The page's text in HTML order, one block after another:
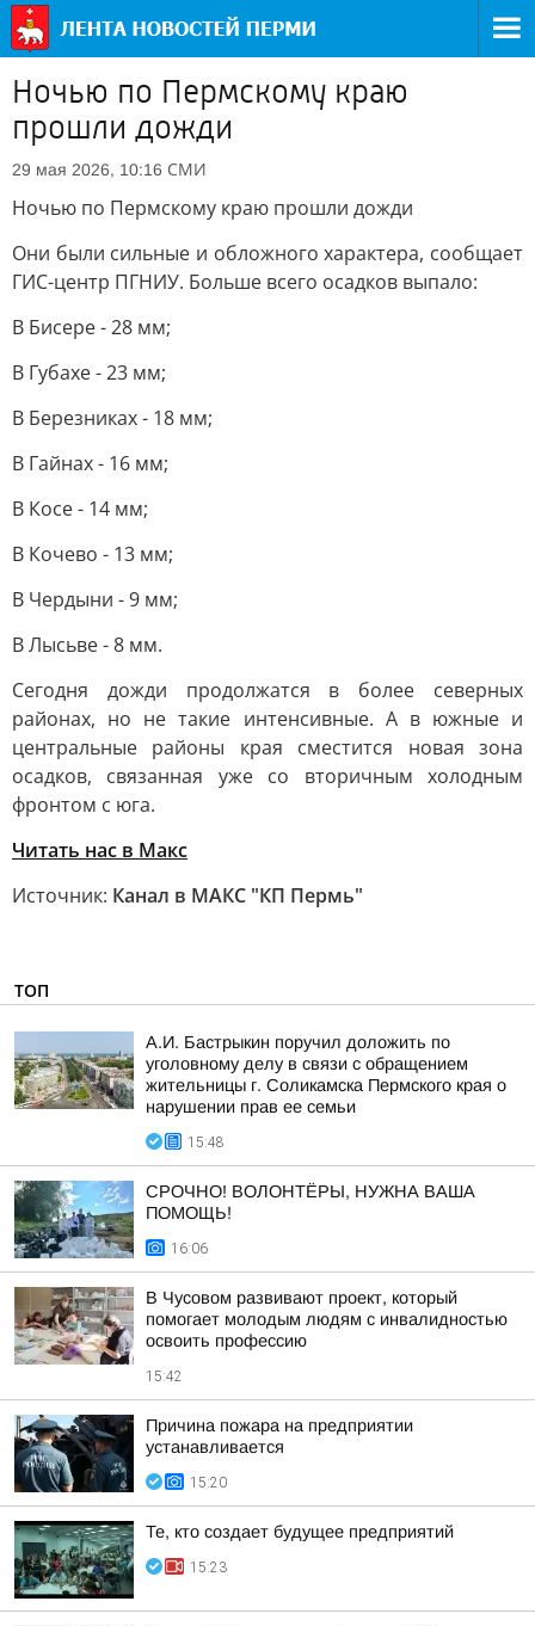
Ночью по Пермскому краю
прошли дожди
29 мая 2026, 10:16 СМИ
Ночью по Пермскому краю прошли дожди
Они были сильные и обложного характера, сообщает
ГИС-центр ПГНИУ. Больше всего осадков выпало:
В Бисере - 28 мм;
В Губахе - 23 мм;
В Березниках - 18 мм;
В Гайнах - 16 мм;
В Косе - 14 мм;
В Кочево - 13 мм;
В Чердыни - 9 мм;
В Лысьве - 8 мм.
Сегодня дожди продолжатся в более северных
районах, но не такие интенсивные. А в южные и
центральные районы края сместится новая зона
осадков, связанная уже со вторичным холодным
фронтом с юга.
Читать нас в Макс
Источник: Канал в МАКС "КП Пермь"
ТОП
А.И. Бастрыкин поручил доложить по
уголовному делу в связи с обращением
жительницы г. Соликамска Пермского края о
нарушении прав ее семьи
15:48
СРОЧНО! ВОЛОНТЁРЫ, НУЖНА ВАША
ПОМОЩЬ!
16:06
В Чусовом развивают проект, который
помогает молодым людям с инвалидностью
освоить профессию
15:42
Причина пожара на предприятии
устанавливается
15:20
Те, кто создает будущее предприятий
15:23